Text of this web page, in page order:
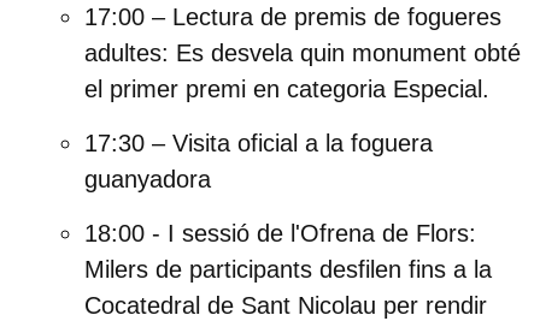
17:00 – Lectura de premis de fogueres
adultes: Es desvela quin monument obté
el primer premi en categoria Especial.
17:30 – Visita oficial a la foguera
guanyadora
18:00 - I sessió de l'Ofrena de Flors:
Milers de participants desfilen fins a la
Cocatedral de Sant Nicolau per rendir